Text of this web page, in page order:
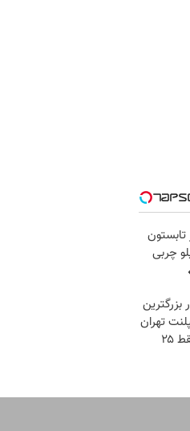
تابستون
12کیلو چربی
بزرگترین
تهران
پر کنید ! | فقط ۲۵